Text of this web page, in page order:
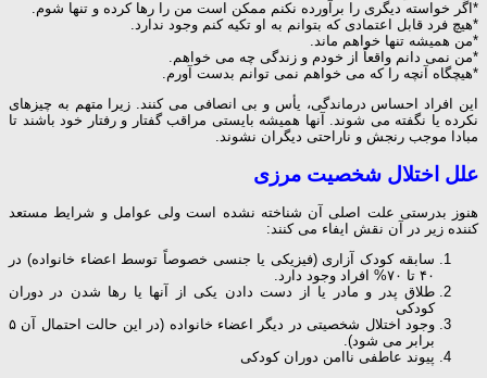
*اگر خواسته دیگری را برآورده نکنم ممکن است من را رها کرده و تنها شوم.
*هیچ فرد قابل اعتمادی که بتوانم به او تکیه کنم وجود ندارد.
*من همیشه تنها خواهم ماند.
*من نمی دانم واقعاً از خودم و زندگی چه می خواهم.
*هیچگاه آنچه را که می خواهم نمی توانم بدست آورم.
این افراد احساس درماندگی، یأس و بی انصافی می کنند. زیرا متهم به چیزهای
نکرده یا نگفته می شوند. آنها همیشه بایستی مراقب گفتار و رفتار خود باشند تا
مبادا موجب رنجش و ناراحتی دیگران نشوند.
علل اختلال شخصیت مرزی
هنوز بدرستی علت اصلی آن شناخته نشده است ولی عوامل و شرایط مستعد
کننده زیر در آن نقش ایفاء می کنند:
سابقه کودک آزاری (فیزیکی یا جنسی خصوصاً توسط اعضاء خانواده) در
۴۰ تا ۷۰% افراد وجود دارد.
طلاق پدر و مادر یا از دست دادن یکی از آنها یا رها شدن در دوران
کودکی
وجود اختلال شخصیتی در دیگر اعضاء خانواده (در این حالت احتمال آن ۵
برابر می شود).
پیوند عاطفی ناامن دوران کودکی